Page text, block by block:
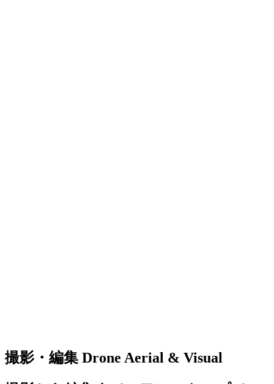
撮影・編集 Drone Aerial & Visual